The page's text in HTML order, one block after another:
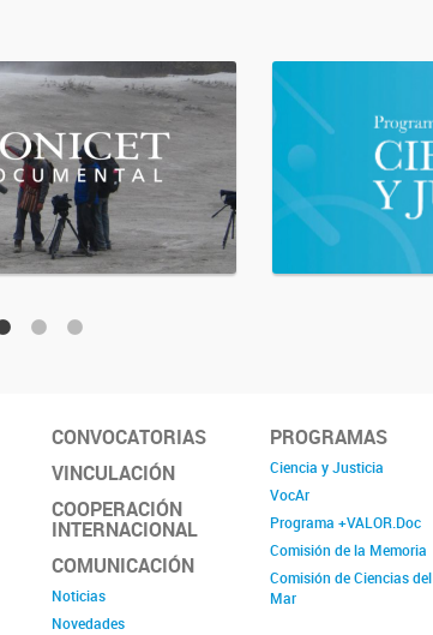
CONVOCATORIAS
VINCULACIÓN
COOPERACIÓN
INTERNACIONAL
COMUNICACIÓN
Noticias
Novedades
PROGRAMAS
Ciencia y Justicia
VocAr
Programa +VALOR.Doc
Comisión de la Memoria
Comisión de Ciencias del
Mar